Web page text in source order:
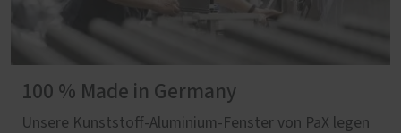
100 % Made in Germany
Unsere Kunststoff-Aluminium-Fenster von PaX legen